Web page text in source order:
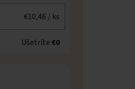
€10,46 / ks
Ušetríte€0